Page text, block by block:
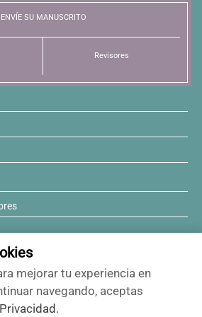
mejorar tu experiencia en
navegando, aceptas
.
ENVÍE SU MANUSCRITO
Revisores